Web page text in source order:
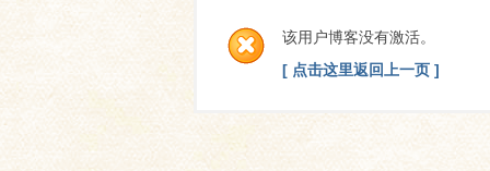
该用户博客没有激活。
[ 点击这里返回上一页 ]